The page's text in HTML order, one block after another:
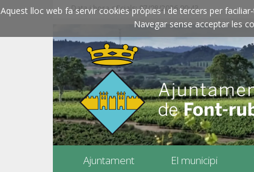
Aquest lloc web fa servir cookies pròpies i de tercers per
Navegar sense acceptar les
Data i hora oficials: 07/08/2026 00:43
Ajuntament El municipi